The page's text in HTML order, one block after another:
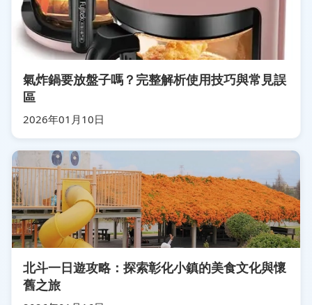
氣炸鍋要放盤子嗎？完整解析使用技巧與常見誤
區
2026年01月10日
北斗一日遊攻略：探索彰化小鎮的美食文化與懷
舊之旅